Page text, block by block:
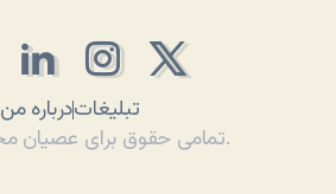
درباره منتبلیغات
تمامی حقوق برای عصیان محفوظ است.